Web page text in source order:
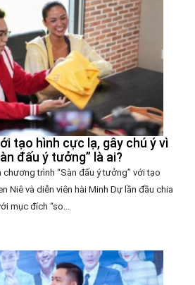
tạo hình cực lạ, gây chú ý vì
đấu ý tưởng” là ai?
trình “Sàn đấu ý tưởng” với tạo
Niê và diễn viên hài Minh Dự lần đầu chia
mục đích “so...